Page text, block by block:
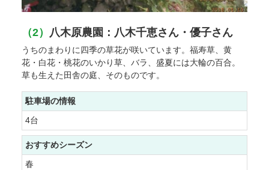
（2） 八木原農園：八木千恵さん・優子さん
うちのまわりに四季の草花が咲いています。福寿草、黄
花・白花・桃花のいかり草、バラ、盛夏には大輪の百合。
草も生えた田舎の庭、そのものです。
駐車場の情報
4台
おすすめシーズン
春